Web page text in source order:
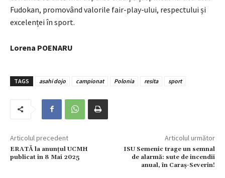
Fudokan, promovând valorile fair-play-ului, respectului și
excelenței în sport.
Lorena POENARU
TAGS asahi dojo campionat Polonia resita sport
Articolul precedent
ERATĂ la anunțul UCMH
publicat in 8 Mai 2025
Articolul următor
ISU Semenic trage un semnal
de alarmă: sute de incendii
anual, în Caraș-Severin!